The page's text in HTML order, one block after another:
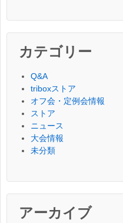
カテゴリー
Q&A
triboxストア
オフ会・定例会情報
ストア
ニュース
大会情報
未分類
アーカイブ